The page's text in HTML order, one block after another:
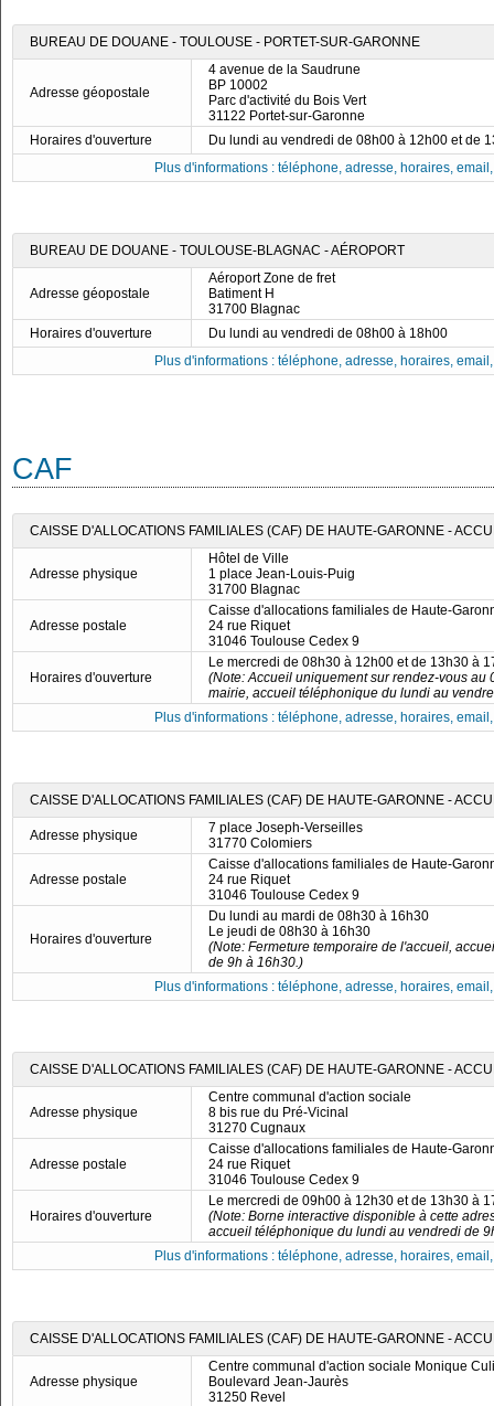
BUREAU DE DOUANE - TOULOUSE - PORTET-SUR-GARONNE
Adresse géopostale
4 avenue de la Saudrune
BP 10002
Parc d'activité du Bois Vert
31122 Portet-sur-Garonne
Horaires d'ouverture
Du lundi au vendredi de 08h00 à 12h00 et de
Plus d'informations : téléphone, adresse, horaires,
BUREAU DE DOUANE - TOULOUSE-BLAGNAC - AÉROPORT
Adresse géopostale
Aéroport Zone de fret
Batiment H
31700 Blagnac
Horaires d'ouverture
Du lundi au vendredi de 08h00 à 18h00
Plus d'informations : téléphone, adresse, horaires,
CAF
CAISSE D'ALLOCATIONS FAMILIALES (CAF) DE HAUTE-GARONNE -
Adresse physique
Hôtel de Ville
1 place Jean-Louis-Puig
31700 Blagnac
Adresse postale
Caisse d'allocations familiales de Haute-
24 rue Riquet
31046 Toulouse Cedex 9
Horaires d'ouverture
Le mercredi de 08h30 à 12h00 et de 13h30 à
(Note: Accueil uniquement sur rendez-vous au
mairie, accueil téléphonique du lundi au
Plus d'informations : téléphone, adresse, horaires,
CAISSE D'ALLOCATIONS FAMILIALES (CAF) DE HAUTE-GARONNE -
Adresse physique
7 place Joseph-Verseilles
31770 Colomiers
Adresse postale
Caisse d'allocations familiales de Haute-
24 rue Riquet
31046 Toulouse Cedex 9
Horaires d'ouverture
Du lundi au mardi de 08h30 à 16h30
Le jeudi de 08h30 à 16h30
(Note: Fermeture temporaire de l'accueil,
de 9h à 16h30.)
Plus d'informations : téléphone, adresse, horaires,
CAISSE D'ALLOCATIONS FAMILIALES (CAF) DE HAUTE-GARONNE -
Adresse physique
Centre communal d'action sociale
8 bis rue du Pré-Vicinal
31270 Cugnaux
Adresse postale
Caisse d'allocations familiales de Haute-
24 rue Riquet
31046 Toulouse Cedex 9
Horaires d'ouverture
Le mercredi de 09h00 à 12h30 et de 13h30 à
(Note: Borne interactive disponible à cette
accueil téléphonique du lundi au vendredi de
Plus d'informations : téléphone, adresse, horaires,
CAISSE D'ALLOCATIONS FAMILIALES (CAF) DE HAUTE-GARONNE -
Adresse physique
Centre communal d'action sociale Monique
Boulevard Jean-Jaurès
31250 Revel